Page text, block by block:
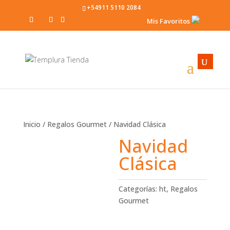
+54911 5110 2084
Mis Favoritos
Inicio / Regalos Gourmet/ Navidad Clásica
Navidad
Clásica
Categorías:ht, Regalos
Gourmet